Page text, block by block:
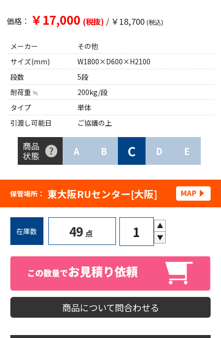
価格： ￥17,000 (税抜) / ￥18,700 (税込)
メーカー
その他
サイズ(mm)
W1800×D600×H2100
段数
5段
耐荷重 ≒
200kg/段
タイプ
単体
引渡し可能日
ご協議の上
商品
状態
A B C D E
保管場所： 東大阪RUセンター[大阪]
在庫数 49 点
▲
▼
商品について問合わせる